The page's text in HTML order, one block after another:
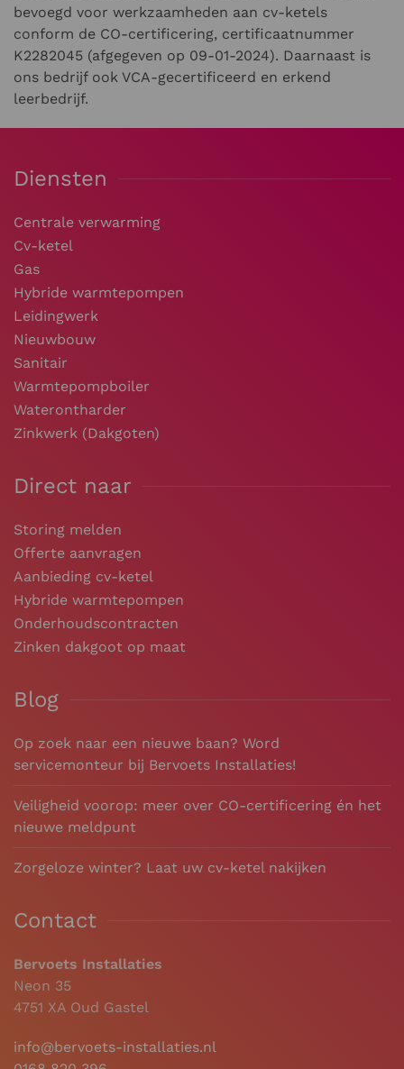
bevoegd voor werkzaamheden aan cv-ketels
conform de CO-certificering, certificaatnummer
K2282045 (afgegeven op 09-01-2024). Daarnaast is
ons bedrijf ook VCA-gecertificeerd en erkend
leerbedrijf.
Diensten
Centrale verwarming
Cv-ketel
Gas
Hybride warmtepompen
Leidingwerk
Nieuwbouw
Sanitair
Warmtepompboiler
Waterontharder
Zinkwerk (Dakgoten)
Direct naar
Storing melden
Offerte aanvragen
Aanbieding cv-ketel
Hybride warmtepompen
Onderhoudscontracten
Zinken dakgoot op maat
Blog
Op zoek naar een nieuwe baan? Word
servicemonteur bij Bervoets Installaties!
Veiligheid voorop: meer over CO-certificering én het
nieuwe meldpunt
Zorgeloze winter? Laat uw cv-ketel nakijken
Contact
Bervoets Installaties
Neon 35
4751 XA Oud Gastel
info@bervoets-installaties.nl